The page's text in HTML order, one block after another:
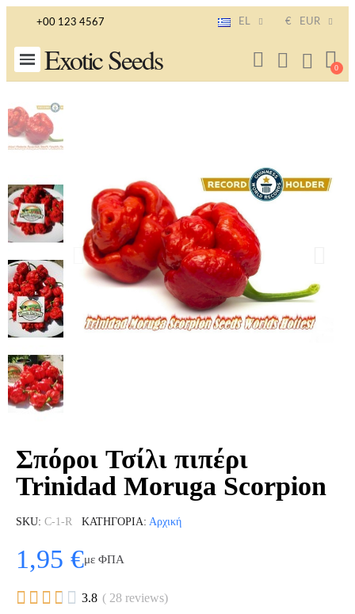
+00 123 4567 EL € EUR
Exotic Seeds
Σπόροι Τσίλι πιπέρι
Trinidad Moruga Scorpion
SKU C-1-R ΚΑΤΗΓΟΡΊΑ Αρχική
1,95 €με ΦΠΑ
     3.8 ( 28 reviews)